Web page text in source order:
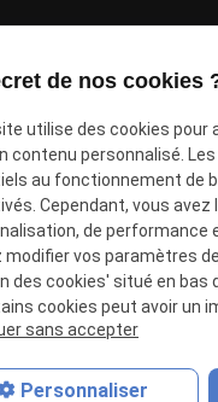
de nos cookies
utilise des cookies pour
contenu personnalisé.
au fonctionnement de
Cependant, vous
de performance
modifier vos paramètres
des cookies' situé en bas
cookies peut avoir un
sans accepter
Personnaliser